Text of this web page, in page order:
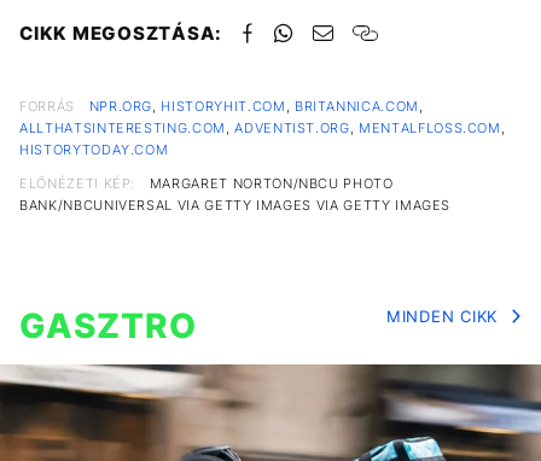
CIKK MEGOSZTÁSA:
FORRÁS NPR.ORG, HISTORYHIT.COM , BRITANNICA.COM ,
ALLTHATSINTERESTING.COM ,ADVENTIST.ORG, MENTALFLOSS.COM ,
HISTORYTODAY.COM
ELŐNÉZETI KÉP:
MARGARET NORTON/NBCU PHOTO
BANK/NBCUNIVERSAL VIA GETTY IMAGES VIA GETTY IMAGES
GASZTRO MINDEN CIKK